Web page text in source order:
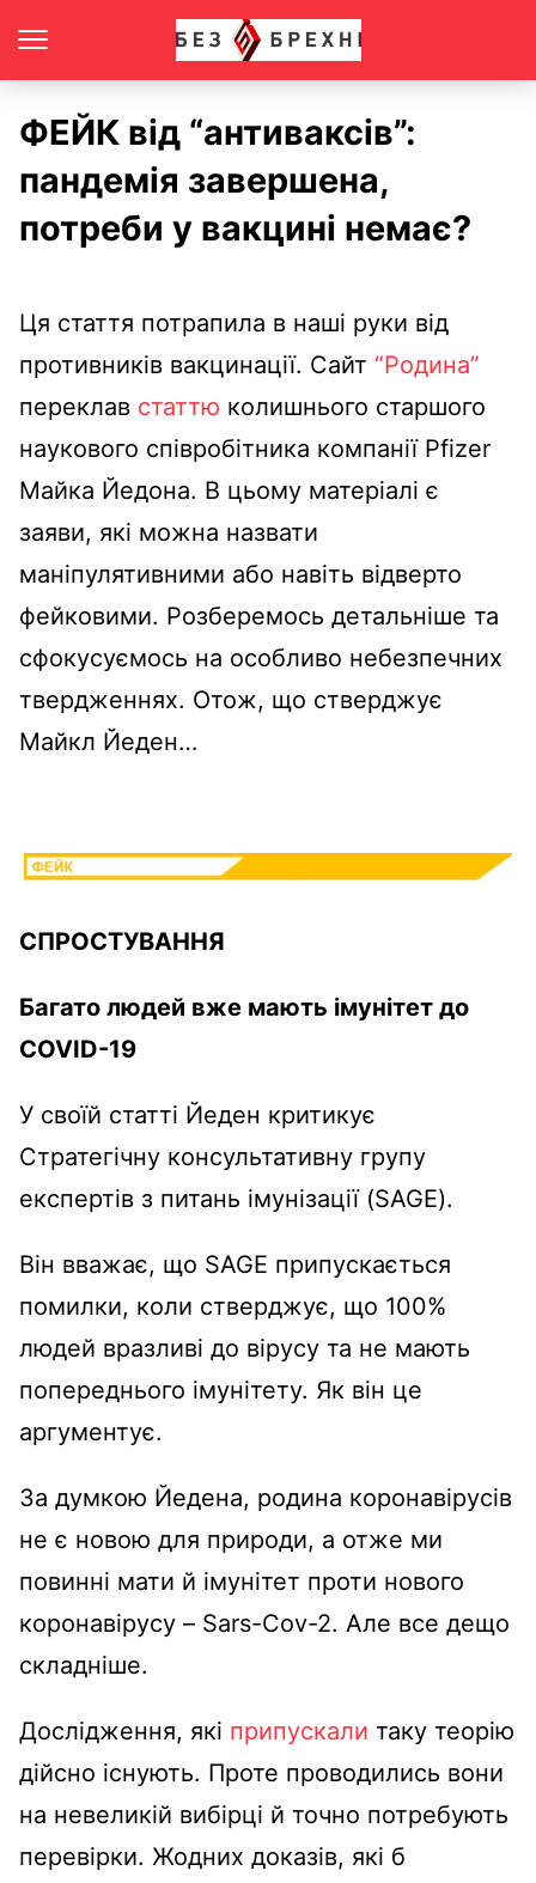
ФЕЙК від “антиваксів”:
пандемія завершена,
потреби у вакцині немає?
Ця стаття потрапила в наші руки від
противників вакцинації. Сайт “Родина”
переклав статтю колишнього старшого
наукового співробітника компанії Pfizer
Майка Йедона. В цьому матеріалі є
заяви, які можна назвати
маніпулятивними або навіть відверто
фейковими. Розберемось детальніше та
сфокусуємось на особливо небезпечних
твердженнях. Отож, що стверджує
Майкл Йеден…
СПРОСТУВАННЯ
Багато людей вже мають імунітет до
COVID-19
У своїй статті Йеден критикує
Стратегічну консультативну групу
експертів з питань імунізації (SAGE).
Він вважає, що SAGE припускається
помилки, коли стверджує, що 100%
людей вразливі до вірусу та не мають
попереднього імунітету. Як він це
аргументує.
За думкою Йедена, родина коронавірусів
не є новою для природи, а отже ми
повинні мати й імунітет проти нового
коронавірусу – Sars-Cov-2. Але все дещо
складніше.
Дослідження, які припускали таку теорію
дійсно існують. Проте проводились вони
на невеликій вибірці й точно потребують
перевірки. Жодних доказів, які б